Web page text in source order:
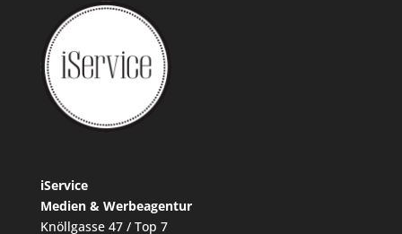
iService
Medien & Werbeagentur
Knöllgasse 47 / Top 7